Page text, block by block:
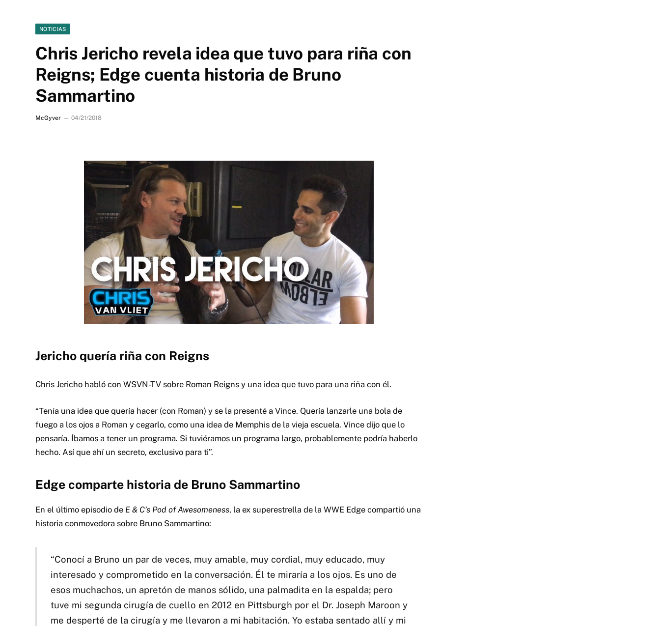
NOTICIAS
Chris Jericho revela idea que tuvo para riña con
Reigns; Edge cuenta historia de Bruno
Sammartino
McGyver 04/21/2018
Jericho quería riña con Reigns
Chris Jericho habló con WSVN-TV sobre Roman Reigns y una idea que tuvo para una riña con él.
“Tenía una idea que quería hacer (con Roman) y se la presenté a Vince. Quería lanzarle una bola de
fuego a los ojos a Roman y cegarlo, como una idea de Memphis de la vieja escuela. Vince dijo que lo
pensaría. Íbamos a tener un programa. Si tuviéramos un programa largo, probablemente podría haberlo
hecho. Así que ahí un secreto, exclusivo para ti”.
Edge comparte historia de Bruno Sammartino
En el último episodio de E & C’s Pod of Awesomeness, la ex superestrella de la WWE Edge compartió una
historia conmovedora sobre Bruno Sammartino:
“Conocí a Bruno un par de veces, muy amable, muy cordial, muy educado, muy
interesado y comprometido en la conversación. Él te miraría a los ojos. Es uno de
esos muchachos, un apretón de manos sólido, una palmadita en la espalda; pero
tuve mi segunda cirugía de cuello en 2012 en Pittsburgh por el Dr. Joseph Maroon y
me desperté de la cirugía y me llevaron a mi habitación. Yo estaba sentado allí y mi